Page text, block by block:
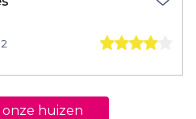
2
huizen